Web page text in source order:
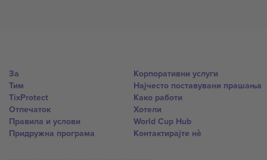
За
Тим
TixProtect
Отпечаток
Правила и услови
Придружна програма
Корпоративни услуги
Најчесто поставувани прашања
Како работи
Хотели
World Cup Hub
Контактирајте нѐ